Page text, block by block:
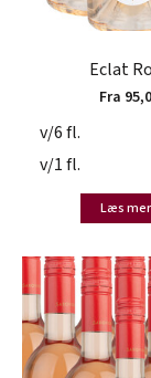
Eclat
Fra
v/6 fl.
v/1 fl.
Læs